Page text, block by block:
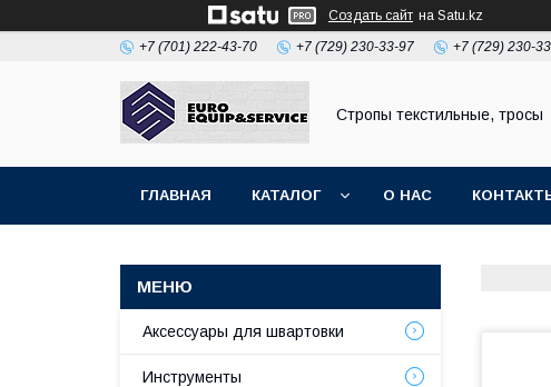
Создать сайт на Satu.kz
+7 (701) 222-43-70 +7 (729) 230-33-97 +7 (729) 230-
Стропы текстильные, тросы
ГЛАВНАЯ КАТАЛОГ О НАС
Аксессуары для швартовки
Инструменты